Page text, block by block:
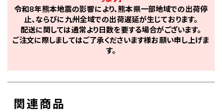
令和8年熊本地震の影響により、熊本県一部地域での出荷停
止、ならびに九州全域での出荷遅延が生じております。
配送に関しては通常より日数を要する場合がございます。
ご注文に際しましてはご了承くださいます様お願い申し上げま
す。
関連商品